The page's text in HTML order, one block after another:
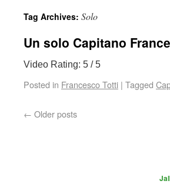
Tag Archives: Solo
Un solo Capitano
Video Rating: 5 / 5
Posted in Francesco Totti | Tagged
← Older posts